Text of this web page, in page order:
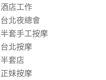
酒店工作
台北夜總會
半套手工按摩
台北按摩
半套店
正妹按摩